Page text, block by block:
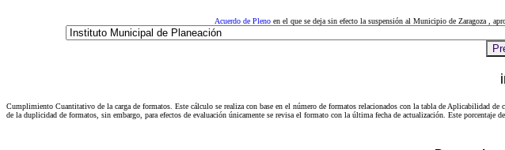
Acuerdo de Pleno en el que se deja sin efecto la suspensión al Municipio de Zaragoza ,
Cumplimiento Cuantitativo de la carga de formatos. Este cálculo se realiza con base en el número de formatos relacionados con la tabla de Aplicabilidad de
de la duplicidad de formatos, sin embargo, para efectos de evaluación únicamente se revisa el formato con la última fecha de actualización. Este